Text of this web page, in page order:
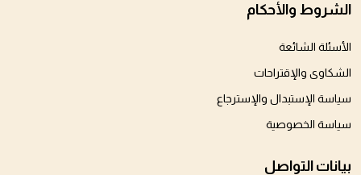
الشروط والأحكام
الأسئلة الشائعة
الشكاوى والإقتراحات
سياسة الإستبدال والإسترجاع
سياسة الخصوصية
بيانات التواصل